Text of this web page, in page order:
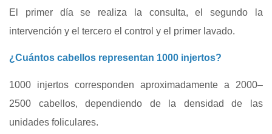
El primer día se realiza la consulta, el segundo la
intervención y el tercero el control y el primer lavado.
¿Cuántos cabellos representan 1000 injertos?
1000 injertos corresponden aproximadamente a 2000–
2500 cabellos, dependiendo de la densidad de las
unidades foliculares.